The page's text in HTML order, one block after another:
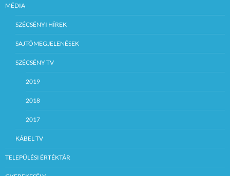
MÉDIA
SZÉCSÉNYI HÍREK
SAJTÓMEGJELENÉSEK
SZÉCSÉNY TV
2019
2018
2017
KÁBEL TV
TELEPÜLÉSI ÉRTÉKTÁR